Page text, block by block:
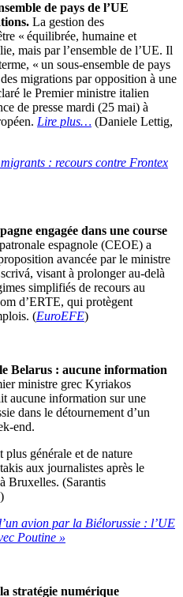
de pays de l’UE
La gestion des
« équilibrée, humaine et
mais par l’ensemble de l’UE. Il
« un sous-ensemble de pays
migrations par opposition à une
le Premier ministre italien
de presse mardi (25 mai) à
Lire plus… (Daniele Lettig,
: recours contre Frontex
engagée dans une course
espagnole (CEOE) a
avancée par le ministre
visant à prolonger au-delà
simplifiés de recours au
d’ERTE, qui protègent
(EuroEFE)
Belarus : aucune information
ministre grec Kyriakos
aucune information sur une
dans le détournement d’un
end.
plus générale et de nature
aux journalistes après le
Bruxelles. (Sarantis
)
avion par la Biélorussie : l’UE
Poutine »
stratégie numérique